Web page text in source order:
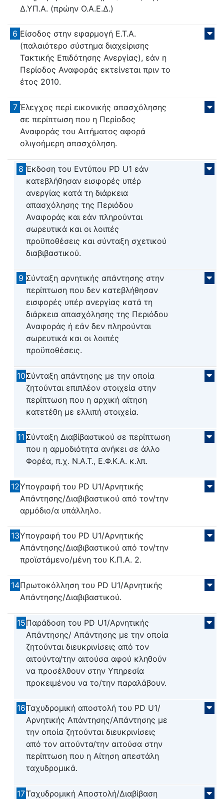
Δ.ΥΠ.Α. (πρώην Ο.Α.Ε.Δ.)
6 Είσοδος στην εφαρμογή Ε.Τ.Α.
(παλαιότερο σύστημα διαχείρισης
Τακτικής Επιδότησης Ανεργίας), εάν η
Περίοδος Αναφοράς εκτείνεται πριν το
έτος 2010.
7 Έλεγχος περί εικονικής απασχόλησης
σε περίπτωση που η Περίοδος
Αναφοράς του Αιτήματος αφορά
ολιγοήμερη απασχόληση.
8 Έκδοση του Εντύπου PD U1 εάν
κατεβλήθησαν εισφορές υπέρ
ανεργίας κατά τη διάρκεια
απασχόλησης της Περιόδου
Αναφοράς και εάν πληρούνται
σωρευτικά και οι λοιπές
προϋποθέσεις και σύνταξη σχετικού
διαβιβαστικού.
9 Σύνταξη αρνητικής απάντησης στην
περίπτωση που δεν κατεβλήθησαν
εισφορές υπέρ ανεργίας κατά τη
διάρκεια απασχόλησης της Περιόδου
Αναφοράς ή εάν δεν πληρούνται
σωρευτικά και οι λοιπές
προϋποθέσεις.
10Σύνταξη απάντησης με την οποία
ζητούνται επιπλέον στοιχεία στην
περίπτωση που η αρχική αίτηση
κατετέθη με ελλιπή στοιχεία.
11 Σύνταξη Διαβίβαστικού σε περίπτωση
που η αρμοδιότητα ανήκει σε άλλο
Φορέα, π.χ. Ν.Α.Τ., Ε.Φ.Κ.Α. κ.λπ.
12Υπογραφή του PD U1/Αρνητικής
Απάντησης/Διαβιβαστικού από τον/την
αρμόδιο/α υπάλληλο.
13Υπογραφή του PD U1/Αρνητικής
Απάντησης/Διαβιβαστικού από τον/την
προϊστάμενο/μένη του Κ.Π.Α. 2.
14Πρωτοκόλληση του PD U1/Αρνητικής
Απάντησης/Διαβιβαστικού.
15Παράδοση του PD U1/Αρνητικής
Απάντησης/ Απάντησης με την οποία
ζητούνται διευκρινίσεις από τον
αιτούντα/την αιτούσα αφού κληθούν
να προσέλθουν στην Υπηρεσία
προκειμένου να το/την παραλάβουν.
16Ταχυδρομική αποστολή του PD U1/
Αρνητικής Απάντησης/Απάντησης με
την οποία ζητούνται διευκρινίσεις
από τον αιτούντα/την αιτούσα στην
περίπτωση που η Αίτηση απεστάλη
ταχυδρομικά.
17Ταχυδρομική Αποστολή/Διαβίβαση